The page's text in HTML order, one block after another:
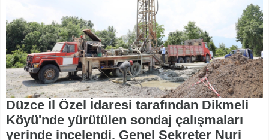
Düzce İl Özel İdaresi tarafından Dikmeli
Köyü'nde yürütülen sondaj çalışmaları
yerinde incelendi. Genel Sekreter Nuri